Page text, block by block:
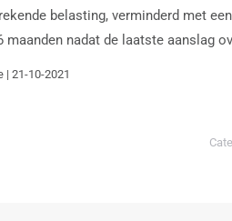
belasting, verminderd met
maanden nadat de laatste aanslag
| 21-10-2021